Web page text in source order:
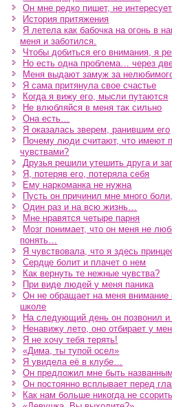
Он мне редко пишет, не
История притяжения
Я летела как бабочка на огонь в
меня и заботился.
Чтобы добиться его внимания, я
Но есть одна проблема… через
Меня выдают замуж за
Я сама притянула свое счастье
Когда я вижу его, мысли путаются
Не влюбляйся в меня так сильно
Она есть…
Я оказалась зверем, ранившим его
Почему люди считают, что имеют
чувствами?
Друзья решили утешить друга и
Я, потеряв его, потеряла себя
Ему наркоманка не нужна
Пусть он причинил мне много
Один раз и на всю жизнь…
Мне нравятся четыре парня
Мозг понимает, что он меня не
понять…
Я чувствовала, что я здесь
Сердце болит и плачет о нем
Как вернуть те нежные чувства?
При виде людей у меня паника
Он не обращает на меня внимание
школе
На следующий день он позвонил
Ненавижу лето, оно отбирает у
Я не хочу тебя терять!
«Дима, ты тупой осел»
Я увидела её в клубе…
Он предложил мне быть
Он постоянно всплывает перед
Как нам больше никогда не